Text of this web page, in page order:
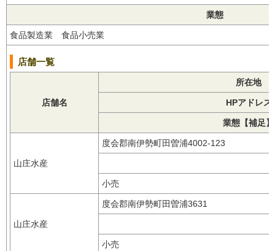
業態
食品製造業 食品小売業
店舗一覧
店舗名
所在地
HPアドレス
業態【補足】
山庄水産
度会郡南伊勢町田曽浦4002-123
小売
山庄水産
度会郡南伊勢町田曽浦3631
小売